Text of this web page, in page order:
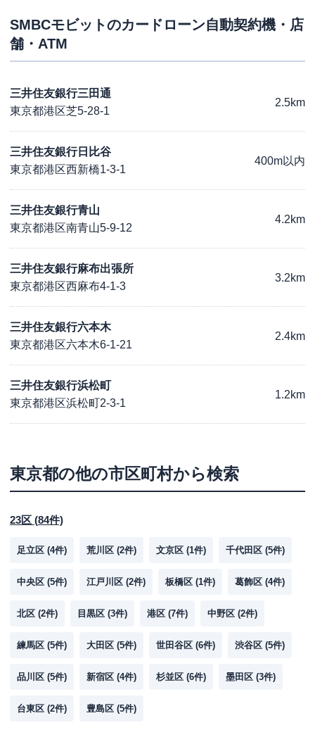
SMBCモビットのカードローン自動契約機・店
舗・ATM
三井住友銀行三田通
東京都港区芝5-28-1
2.5km
三井住友銀行日比谷
東京都港区西新橋1-3-1
400m以内
三井住友銀行青山
東京都港区南青山5-9-12
4.2km
三井住友銀行麻布出張所
東京都港区西麻布4-1-3
3.2km
三井住友銀行六本木
東京都港区六本木6-1-21
2.4km
三井住友銀行浜松町
東京都港区浜松町2-3-1
1.2km
東京都の他の市区町村から検索
23区 (84件)
足立区 (4件) 荒川区 (2件) 文京区 (1件) 千代田区 (5件)
中央区 (5件) 江戸川区 (2件) 板橋区 (1件) 葛飾区 (4件)
北区 (2件) 目黒区 (3件) 港区 (7件) 中野区 (2件)
練馬区 (5件) 大田区 (5件) 世田谷区 (6件) 渋谷区 (5件)
品川区 (5件) 新宿区 (4件) 杉並区 (6件) 墨田区 (3件)
台東区 (2件) 豊島区 (5件)